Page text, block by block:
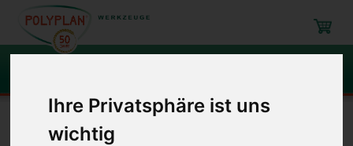
Ihre Privatsphäre ist uns
wichtig
Navigation